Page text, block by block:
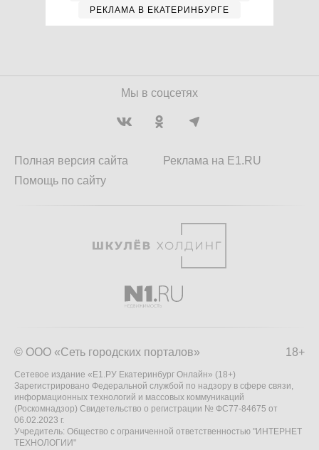
РЕКЛАМА В ЕКАТЕРИНБУРГЕ
Мы в соцсетях
Полная версия сайта
Помощь по сайту
Реклама на E1.RU
18+
© ООО «Сеть городских порталов»
Сетевое издание «Е1.РУ Екатеринбург Онлайн» (18+)
Зарегистрировано Федеральной службой по надзору в сфере связи,
информационных технологий и массовых коммуникаций
(Роскомнадзор) Свидетельство о регистрации № ФС77-84675 от
06.02.2023 г.
Учредитель: Общество с ограниченной ответственностью "ИНТЕРНЕТ
ТЕХНОЛОГИИ"